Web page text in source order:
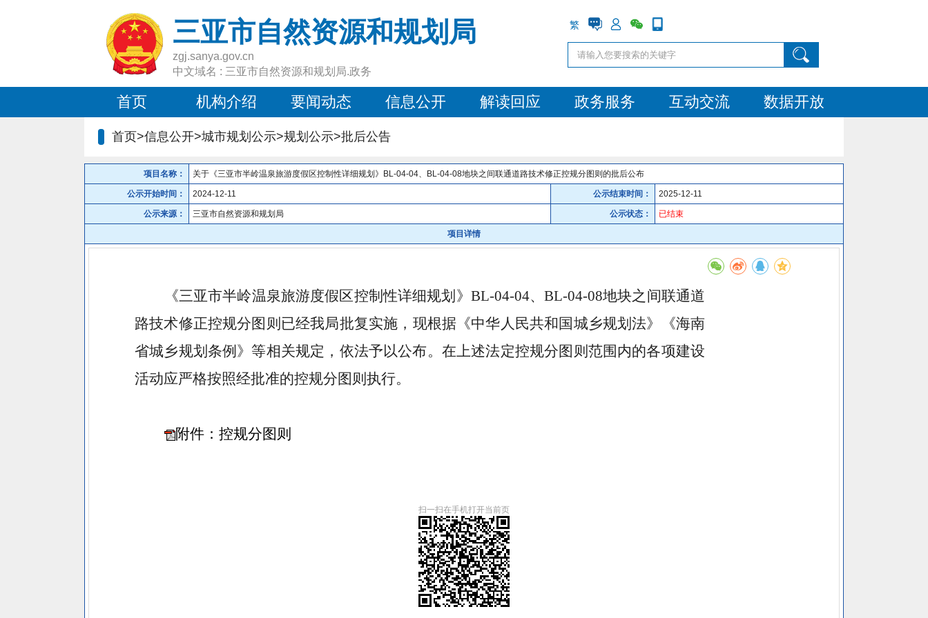
三亚市自然资源和规划局
zgj.sanya.gov.cn
中文域名 : 三亚市自然资源和规划局.政务
繁
首页 机构介绍 要闻动态 信息公开 解读回应 政务服务 互动交流 数据开放
首页>信息公开>城市规划公示>规划公示>批后公告
项目名称： 关于《三亚市半岭温泉旅游度假区控制性详细规划》BL-04-04、BL-04-08地块之间联通道路技术修正控规分图则的批后公布
公示开始时间： 2024-12-11 公示结束时间： 2025-12-11
公示来源： 三亚市自然资源和规划局 公示状态： 已结束
项目详情
《三亚市半岭温泉旅游度假区控制性详细规划》 BL-04-04、 BL-04-08地块之间联通道
路技术修正控规分图则 已经我局批复实施，现根据《中华人民共和国城乡规划法》《海南
省城乡规划条例》等相关规定，依法予以公布。在上述法定控规分图则范围内的各项建设
活动应严格按照经批准的控规分图则执行。
附件：控规分图则
扫一扫在手机打开当前页